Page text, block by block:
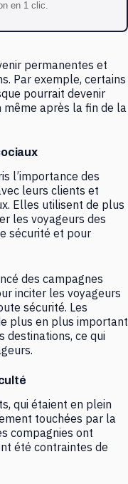
en 1 clic.
permanentes et
Par exemple, certains
pourrait devenir
même après la fin de la
l’importance des
leurs clients et
Elles utilisent de plus
les voyageurs des
sécurité et pour
des campagnes
inciter les voyageurs
sécurité. Les
plus en plus important
destinations, ce qui
qui étaient en plein
touchées par la
compagnies ont
été contraintes de